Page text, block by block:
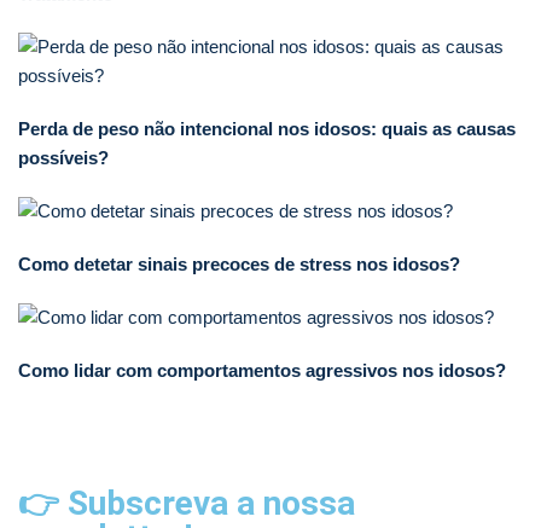
Perda de peso não intencional nos idosos: quais as causas
possíveis?
Como detetar sinais precoces de stress nos idosos?
Como lidar com comportamentos agressivos nos idosos?
👉 Subscreva a nossa